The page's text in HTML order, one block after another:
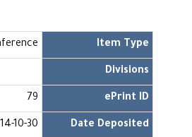
Item Type
Conference
Divisions
ePrint ID
Date Deposited
2014-10-30